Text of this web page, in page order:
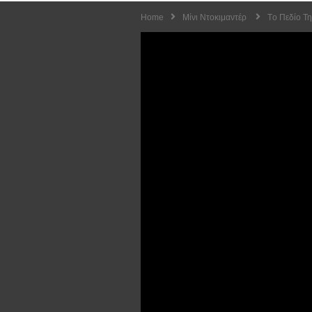
Home Μίνι Ντοκιμαντέρ Tο Πεδίο